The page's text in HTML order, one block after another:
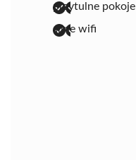
przytulne pokoje
silne wifi